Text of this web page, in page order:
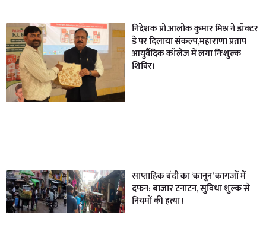
निदेशक प्रो.आलोक कुमार मिश्र ने डॉक्टर
डे पर दिलाया संकल्प,महाराणा प्रताप
आयुर्वैदिक कॉलेज में लगा निःशुल्क
शिविर।
साप्ताहिक बंदी का ‘कानून’ कागजों में
दफन: बाजार टनाटन, सुविधा शुल्क से
नियमों की हत्या !